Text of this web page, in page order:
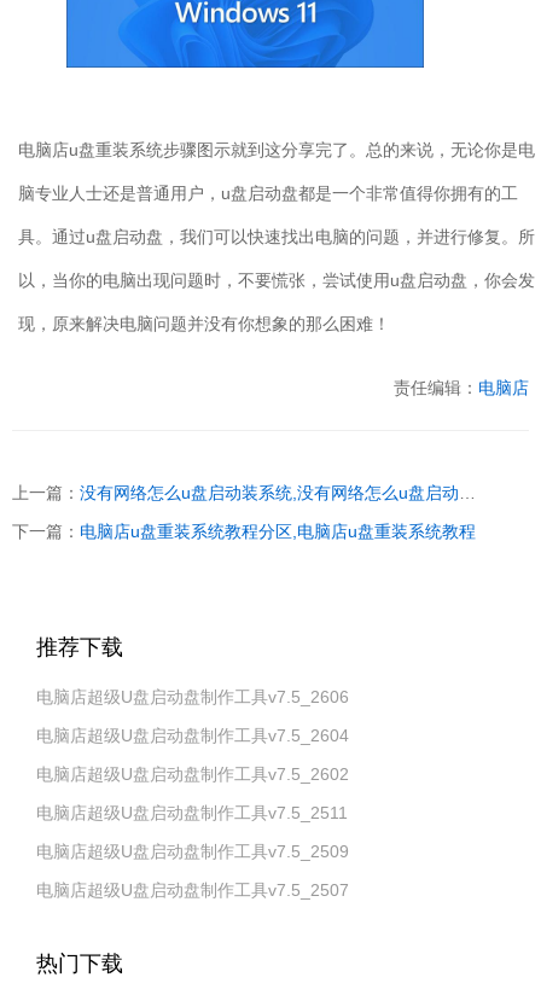
电脑店u盘重装系统步骤图示就到这分享完了。总的来说，无论你是电
脑专业人士还是普通用户， u盘启动盘都是一个非常值得你拥有的工
具。通过u盘启动盘，我们可以快速找出电脑的问题，并进行修复。所
以，当你的电脑出现问题时，不要慌张，尝试使用u盘启动盘，你会发
现，原来解决电脑问题并没有你想象的那么困难！
责任编辑： 电脑店
上一篇： 没有网络怎么u盘启动装系统,没有网络怎么u盘启动装系统win10
下一篇： 电脑店u盘重装系统教程分区,电脑店u盘重装系统教程
推荐下载
电脑店超级U盘启动盘制作工具v7.5_2606
电脑店超级U盘启动盘制作工具v7.5_2604
电脑店超级U盘启动盘制作工具v7.5_2602
电脑店超级U盘启动盘制作工具v7.5_2511
电脑店超级U盘启动盘制作工具v7.5_2509
电脑店超级U盘启动盘制作工具v7.5_2507
热门下载